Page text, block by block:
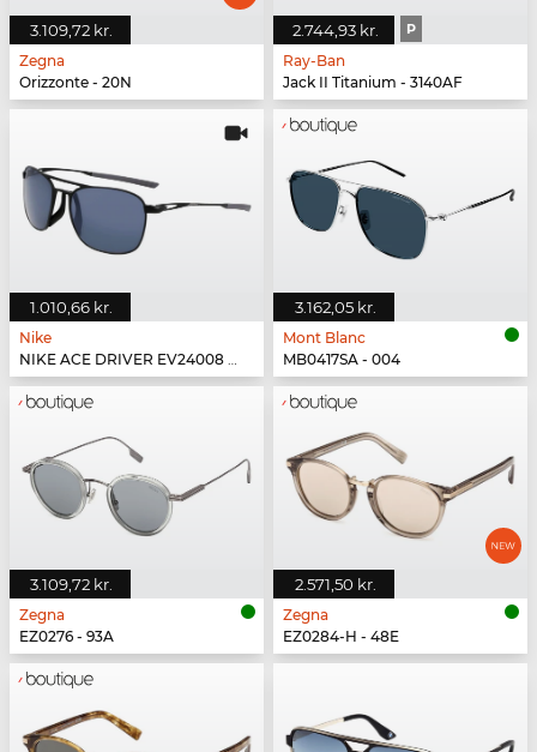
3.109,72 kr.
Zegna
Orizzonte - 20N
2.744,93 kr. P
Ray-Ban
Jack II Titanium - 3140AF
1.010,66 kr.
Nike
NIKE ACE DRIVER EV24008 - 010
3.162,05 kr.
Mont Blanc
MB0417SA - 004
3.109,72 kr.
Zegna
EZ0276 - 93A
2.571,50 kr.
Zegna
EZ0284-H - 48E